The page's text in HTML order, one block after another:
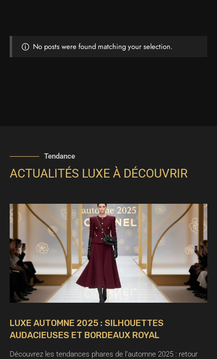
No posts were found matching your selection.
Tendance
ACTUALITÉS LUXE À DÉCOUVRIR
LUXE AUTOMNE 2025 : SILHOUETTES
AUDACIEUSES ET BORDEAUX ROYAL
Découvrez les tendances phares de l’automne 2025 : retour